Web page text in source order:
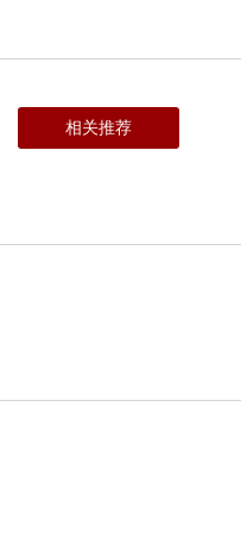
相关推荐